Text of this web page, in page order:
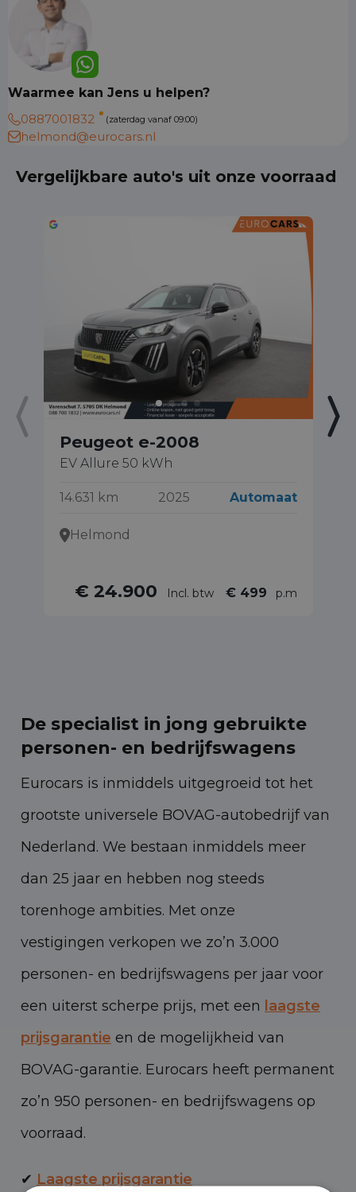
Waarmee kan Jens u helpen?
0887001832
(zaterdag vanaf 09:00)
helmond@eurocars.nl
Vergelijkbare auto's uit onze voorraad
Peugeot e-2008
EV Allure 50 kWh
14.631 km 2025 Automaat
Helmond
€ 24.900 Incl. btw € 499 p.m
De specialist in jong gebruikte
personen- en bedrijfswagens
Eurocars is inmiddels uitgegroeid tot het
grootste universele BOVAG-autobedrijf van
Nederland. We bestaan inmiddels meer
dan 25 jaar en hebben nog steeds
torenhoge ambities. Met onze
vestigingen verkopen we zo’n 3.000
personen- en bedrijfswagens per jaar voor
een uiterst scherpe prijs, met een laagste
prijsgarantie en de mogelijkheid van
BOVAG-garantie. Eurocars heeft permanent
zo’n 950 personen- en bedrijfswagens op
voorraad.
✔ Laagste prijsgarantie